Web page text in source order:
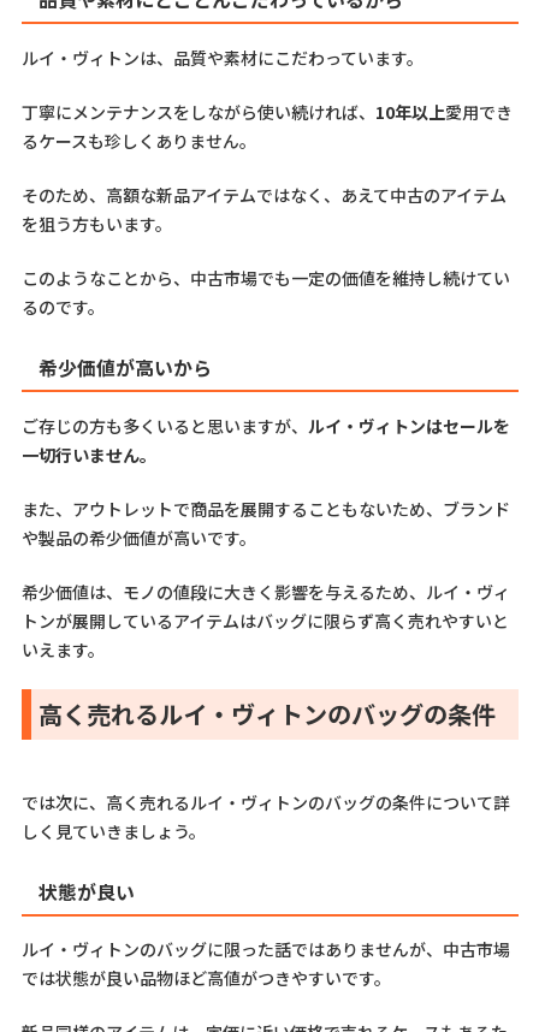
ルイ・ヴィトンは、品質や素材にこだわっています。
丁寧にメンテナンスをしながら使い続ければ、 10年以上愛用でき
るケースも珍しくありません。
そのため、高額な新品アイテムではなく、あえて中古のアイテム
を狙う方もいます。
このようなことから、中古市場でも一定の価値を維持し続けてい
るのです。
希少価値が高いから
ご存じの方も多くいると思いますが、 ルイ・ヴィトンはセールを
一切行いません。
また、アウトレットで商品を展開することもないため、ブランド
や製品の希少価値が高いです。
希少価値は、モノの値段に大きく影響を与えるため、ルイ・ヴィ
トンが展開しているアイテムはバッグに限らず高く売れやすいと
いえます。
高く売れるルイ・ヴィトンのバッグの条件
では次に、高く売れるルイ・ヴィトンのバッグの条件について詳
しく見ていきましょう。
状態が良い
ルイ・ヴィトンのバッグに限った話ではありませんが、中古市場
では状態が良い品物ほど高値がつきやすいです。